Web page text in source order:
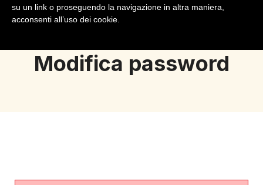
Modifica password
su un link o proseguendo la navigazione in altra maniera,
acconsenti all’uso dei cookie.